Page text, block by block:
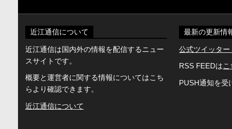
近江通信について
近江通信は国内外の情報を配信するニュー
スサイトです。
概要と運営者に関する情報についてはこち
らより確認できます。
近江通信について
最新の更新情
公式ツイッター
RSS FEEDはこ
PUSH通知を受